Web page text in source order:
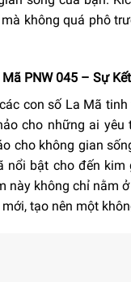
không quá phô
PNW 045 – Sự
con số La Mã
cho những ai
cho không gian
nổi bật cho đến
này không chỉ nằm
tạo nên một